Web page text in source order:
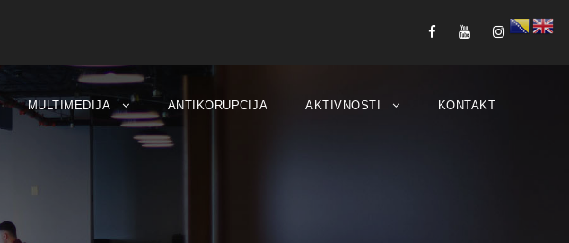
MULTIMEDIJA ANTIKORUPCIJA AKTIVNOSTI KONTAKT